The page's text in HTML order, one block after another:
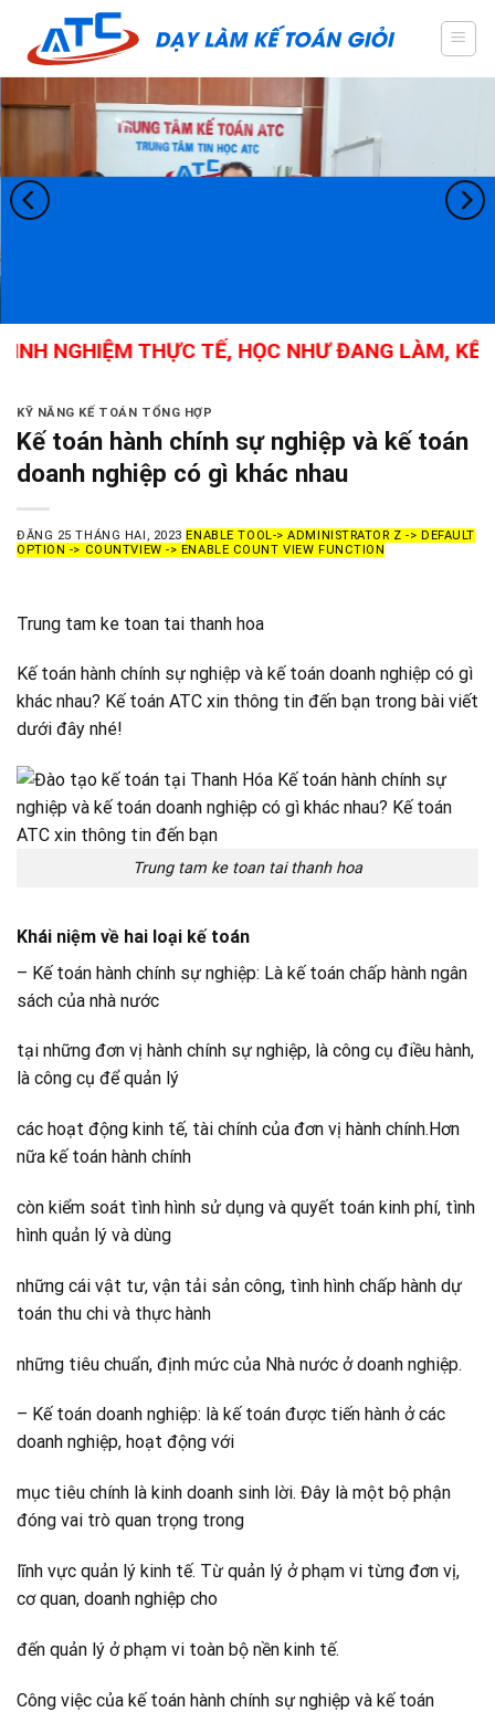
content
THỰC TẾ, HỌC NHƯ ĐANG LÀM, KẾ
KỸ NĂNG KẾ TOÁN TỔNG HỢP
Kế toán hành chính sự nghiệp và kế toán
doanh nghiệp có gì khác nhau
ĐĂNG 25 THÁNG HAI, 2023 ENABLE TOOL-> ADMINISTRATOR Z -> DEFAULT
OPTION -> COUNTVIEW -> ENABLE COUNT VIEW FUNCTION
Trung tam ke toan tai thanh hoa
Kế toán hành chính sự nghiệp và kế toán doanh nghiệp có gì
khác nhau? Kế toán ATC xin thông tin đến bạn trong bài viết
dưới đây nhé!
Trung tam ke toan tai thanh hoa
Khái niệm về hai loại kế toán
– Kế toán hành chính sự nghiệp: Là kế toán chấp hành ngân
sách của nhà nước
tại những đơn vị hành chính sự nghiệp, là công cụ điều hành,
là công cụ để quản lý
các hoạt động kinh tế, tài chính của đơn vị hành chính.Hơn
nữa kế toán hành chính
còn kiểm soát tình hình sử dụng và quyết toán kinh phí, tình
hình quản lý và dùng
những cái vật tư, vận tải sản công, tình hình chấp hành dự
toán thu chi và thực hành
những tiêu chuẩn, định mức của Nhà nước ở doanh nghiệp.
– Kế toán doanh nghiệp: là kế toán được tiến hành ở các
doanh nghiệp, hoạt động với
mục tiêu chính là kinh doanh sinh lời. Đây là một bộ phận
đóng vai trò quan trọng trong
lĩnh vực quản lý kinh tế. Từ quản lý ở phạm vi từng đơn vị,
cơ quan, doanh nghiệp cho
đến quản lý ở phạm vi toàn bộ nền kinh tế.
Công việc của kế toán hành chính sự nghiệp và kế toán